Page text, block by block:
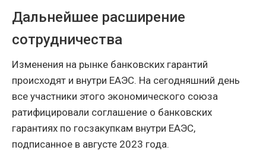
Дальнейшее расширение
сотрудничества
Изменения на рынке банковских гарантий
происходят и внутри ЕАЭС. На сегодняшний день
все участники этого экономического союза
ратифицировали соглашение о банковских
гарантиях по госзакупкам внутри ЕАЭС,
подписанное в августе 2023 года.